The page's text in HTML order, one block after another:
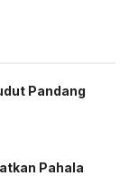
Pandang
Pahala